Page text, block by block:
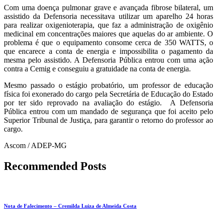
Com uma doença pulmonar grave e avançada fibrose bilateral, um
assistido da Defensoria necessitava utilizar um aparelho 24 horas
para realizar oxigenioterapia, que faz a administração de oxigênio
medicinal em concentrações maiores que aquelas do ar ambiente. O
problema é que o equipamento consome cerca de 350 WATTS, o
que encarece a conta de energia e impossibilita o pagamento da
mesma pelo assistido. A Defensoria Pública entrou com uma ação
contra a Cemig e conseguiu a gratuidade na conta de energia.
Mesmo passado o estágio probatório, um professor de educação
física foi exonerado do cargo pela Secretária de Educação do Estado
por ter sido reprovado na avaliação do estágio. A Defensoria
Pública entrou com um mandado de segurança que foi aceito pelo
Superior Tribunal de Justiça, para garantir o retorno do professor ao
cargo.
Ascom / ADEP-MG
Recommended Posts
Nota de Falecimento – Cremilda Luiza de Almeida Costa